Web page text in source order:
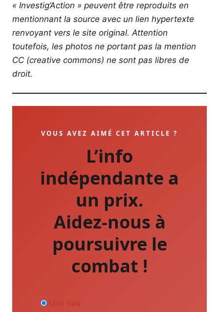
« Investig’Action » peuvent être reproduits en
mentionnant la source avec un lien hypertexte
renvoyant vers le site original. Attention
toutefois, les photos ne portant pas la mention
CC (creative commons) ne sont pas libres de
droit.
VOUS AVEZ AIMÉ CET ARTICLE ?
L’info
indépendante a
un prix.
Aidez-nous à
poursuivre le
combat !